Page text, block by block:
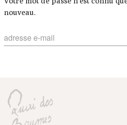
nouveau.